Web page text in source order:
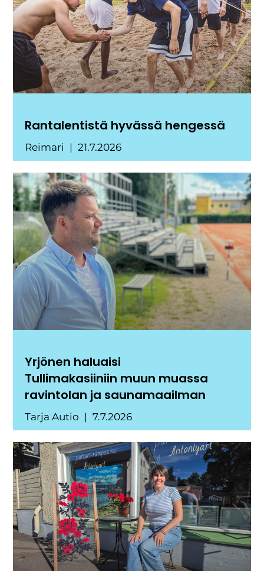
Rantalentistä hyvässä hengessä
Reimari 21.7.2026
Yrjönen haluaisi
Tullimakasiiniin muun muassa
ravintolan ja saunamaailman
Tarja Autio 7.7.2026